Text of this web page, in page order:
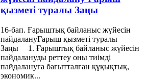
қызметі туралы Заңы
16-бап. Ғарыштық байланыс жүйесін
пайдалануҒарыш қызметі туралы
Заңы 1. Ғарыштық байланыс жүйесін
пайдалануды реттеу оны тиімді
пайдалануға бағытталған құқықтық,
экономик...